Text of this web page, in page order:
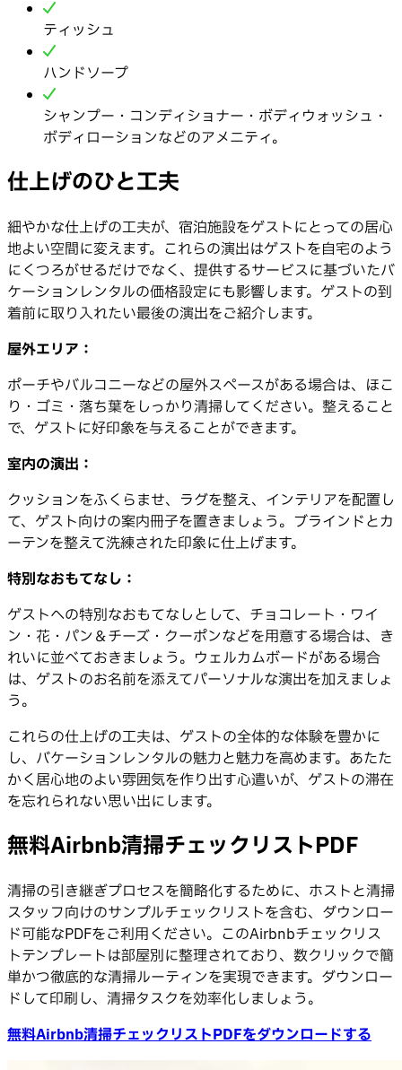
ティッシュ
ハンドソープ
シャンプー・コンディショナー・ボディウォッシュ・
ボディローションなどのアメニティ。
仕上げのひと工夫
細やかな仕上げの工夫が、宿泊施設をゲストにとっての居心
地よい空間に変えます。これらの演出はゲストを自宅のよう
にくつろがせるだけでなく、提供するサービスに基づいたバ
ケーションレンタルの価格設定にも影響します。ゲストの到
着前に取り入れたい最後の演出をご紹介します。
屋外エリア：
ポーチやバルコニーなどの屋外スペースがある場合は、ほこ
り・ゴミ・落ち葉をしっかり清掃してください。整えること
で、ゲストに好印象を与えることができます。
室内の演出：
クッションをふくらませ、ラグを整え、インテリアを配置し
て、ゲスト向けの案内冊子を置きましょう。ブラインドとカ
ーテンを整えて洗練された印象に仕上げます。
特別なおもてなし：
ゲストへの特別なおもてなしとして、チョコレート・ワイ
ン・花・パン＆チーズ・クーポンなどを用意する場合は、き
れいに並べておきましょう。ウェルカムボードがある場合
は、ゲストのお名前を添えてパーソナルな演出を加えましょ
う。
これらの仕上げの工夫は、ゲストの全体的な体験を豊かに
し、バケーションレンタルの魅力と魅力を高めます。あたた
かく居心地のよい雰囲気を作り出す心遣いが、ゲストの滞在
を忘れられない思い出にします。
無料Airbnb清掃チェックリストPDF
清掃の引き継ぎプロセスを簡略化するために、ホストと清掃
スタッフ向けのサンプルチェックリストを含む、ダウンロー
ド可能なPDFをご利用ください。このAirbnbチェックリス
トテンプレートは部屋別に整理されており、数クリックで簡
単かつ徹底的な清掃ルーティンを実現できます。ダウンロー
ドして印刷し、清掃タスクを効率化しましょう。
無料Airbnb清掃チェックリストPDFをダウンロードする